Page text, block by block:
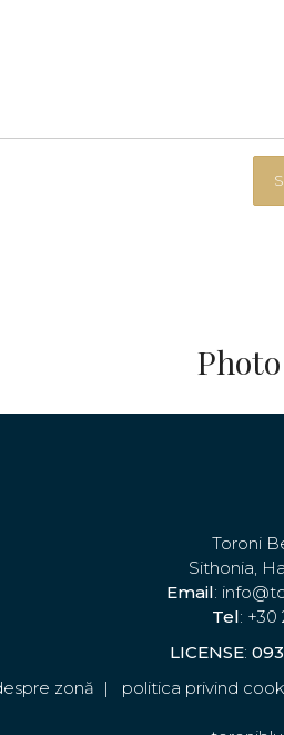
Toroni
Sithonia,
Email:
Tel: +30
LICENSE:
zonă | politica privind